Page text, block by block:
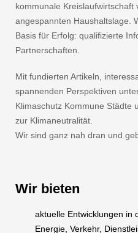
kommunale
angespannten Haushaltslage.
Basis für Erfolg: qualifizierte
Partnerschaften.
Mit fundierten Artikeln,
spannenden Perspektiven
Klimaschutz Kommune Städte
zur Klimaneutralität.
Wir sind ganz nah dran und
Wir bieten
aktuelle Entwicklungen in
Energie, Verkehr,